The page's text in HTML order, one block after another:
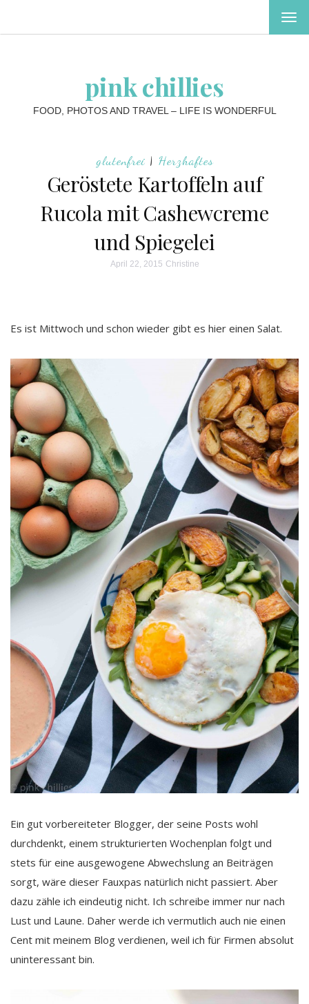
pink chillies
FOOD, PHOTOS AND TRAVEL – LIFE IS WONDERFUL
glutenfrei | Herzhaftes
Geröstete Kartoffeln auf
Rucola mit Cashewcreme
und Spiegelei
April 22, 2015 Christine
Es ist Mittwoch und schon wieder gibt es hier einen Salat.
Ein gut vorbereiteter Blogger, der seine Posts wohl
durchdenkt, einem strukturierten Wochenplan folgt und
stets für eine ausgewogene Abwechslung an Beiträgen
sorgt, wäre dieser Fauxpas natürlich nicht passiert. Aber
dazu zähle ich eindeutig nicht. Ich schreibe immer nur nach
Lust und Laune. Daher werde ich vermutlich auch nie einen
Cent mit meinem Blog verdienen, weil ich für Firmen absolut
uninteressant bin.